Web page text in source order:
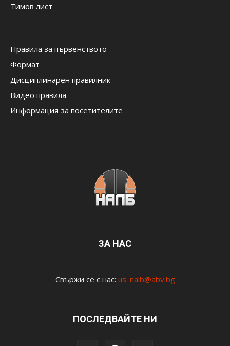
Тимов лист
Правила за първенството
Формат
Дисциплинарен правилник
Видео правила
Информация за посетителите
ЗА НАС
Свържи се с нас: us_nalb@abv.bg
ПОСЛЕДВАЙТЕ НИ